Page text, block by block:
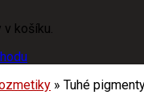
v košíku.
» Tuhé